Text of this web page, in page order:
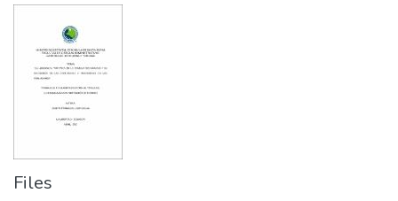
Files